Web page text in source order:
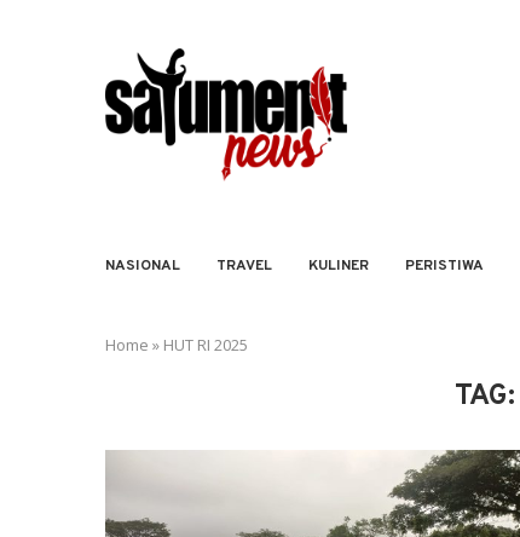
NASIONAL TRAVEL KULINER PERISTIWA
Home » HUT RI 2025
TAG: